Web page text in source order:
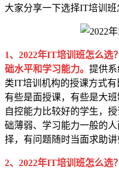
大家分享一下选择IT培训班
1、2022年IT培训班怎么选
础水平和学习能力。 提供
类IT培训机构的授课方式有
有些是面授课，有些是大
自控能力比较好的学生，
础薄弱、学习能力一般的
择，有问题随时当面求助
2、2022年IT培训班怎么选